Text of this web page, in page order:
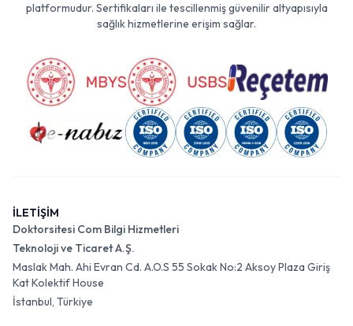
platformudur. Sertifikaları ile tescillenmiş güvenilir altyapısıyla
sağlık hizmetlerine erişim sağlar.
İLETİŞİM
Doktorsitesi Com Bilgi Hizmetleri
Teknoloji ve Ticaret A.Ş.
Maslak Mah. Ahi Evran Cd. A.O.S 55 Sokak No:2 Aksoy Plaza Giriş
Kat Kolektif House
İstanbul, Türkiye